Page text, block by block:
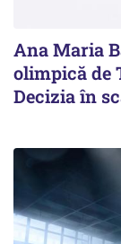
Ana Maria
olimpică de
Decizia în